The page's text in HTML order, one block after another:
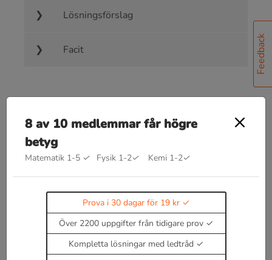
Feedback
Lösningsförslag
Facit
Bra att kunna inom extrempunkter
Kritiska punkter återfinns i
förutsatt att
För andraderivata gäller att
f″(x)>0
är en
<0
8 av 10 medlemmar får högre
betyg
Matematik 1-5 ✓ Fysik 1-2✓ Kemi 1-2✓
Prova i 30 dagar för 19 kr
Över 2200 uppgifter från tidigare prov
Kompletta lösningar med ledtråd